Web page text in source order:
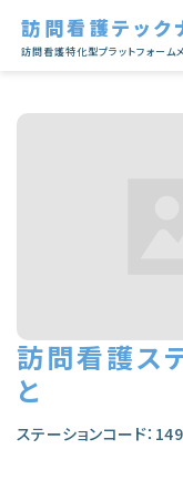
訪問看護テック
訪問看護特化型プラットフォーム
訪問看護ス
と
ステーションコード：